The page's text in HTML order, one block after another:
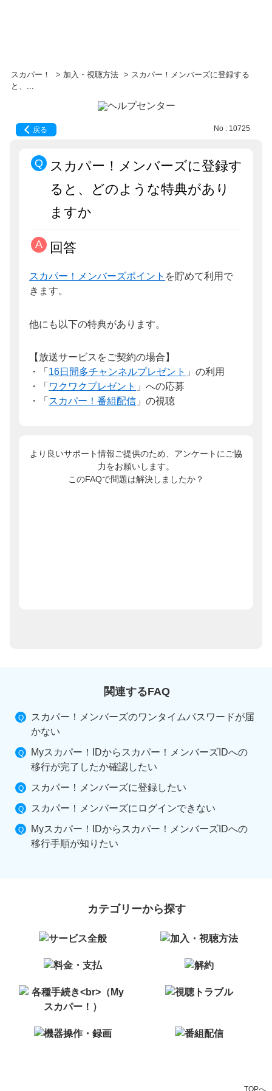
スカパー！ > 加入・視聴方法 > スカパー！メンバーズに登録する
と、...
戻る No : 10725
スカパー！メンバーズに登録す
ると、どのような特典があり
ますか
回答
スカパー！メンバーズポイント を貯めて利用で
きます。
他にも以下の特典があります。
【放送サービスをご契約の場合】
・「 16日間多チャンネルプレゼント 」の利用
・「 ワクワクプレゼント 」への応募
・「 スカパー！番組配信 」の視聴
より良いサポート情報ご提供のため、アンケートにご協
力をお願いします。
このFAQで問題は解決しましたか？
関連するFAQ
スカパー！メンバーズのワンタイムパスワードが届
かない
Myスカパー！IDからスカパー！メンバーズIDへの
移行が完了したか確認したい
スカパー！メンバーズに登録したい
スカパー！メンバーズにログインできない
Myスカパー！IDからスカパー！メンバーズIDへの
移行手順が知りたい
カテゴリーから探す
TOPへ